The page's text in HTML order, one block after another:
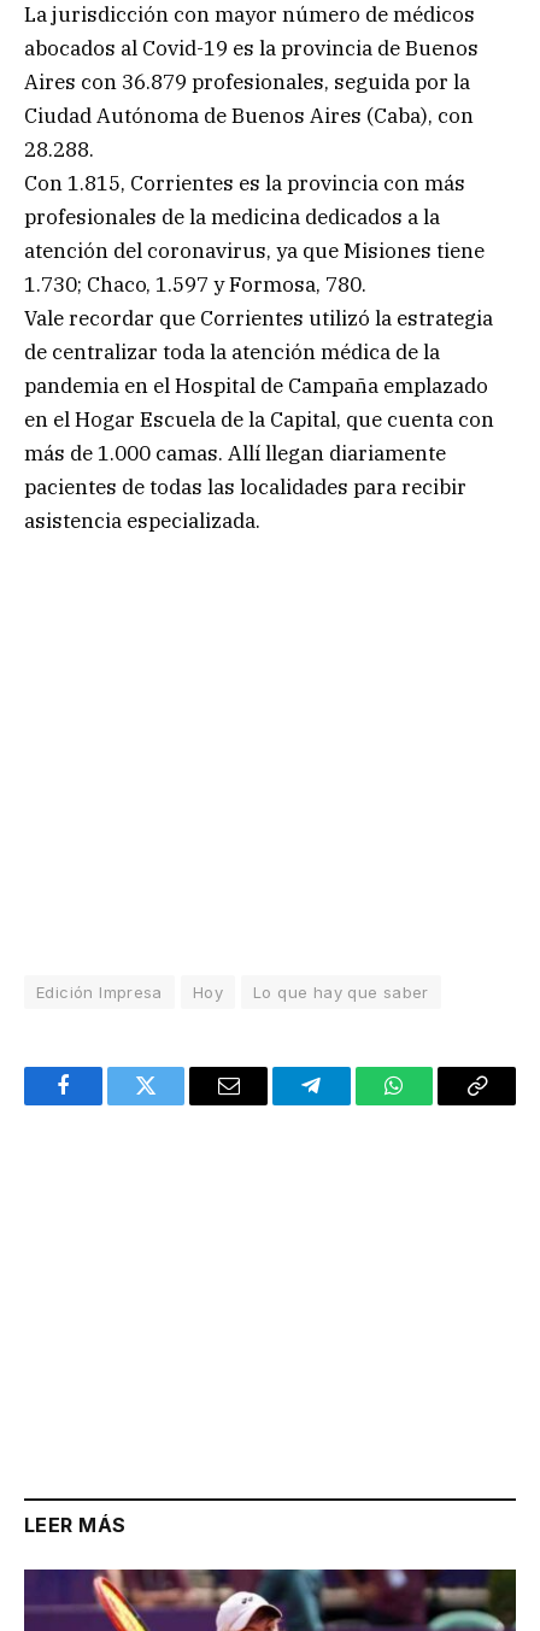
La jurisdicción con mayor número de médicos
abocados al Covid-19 es la provincia de Buenos
Aires con 36.879 profesionales, seguida por la
Ciudad Autónoma de Buenos Aires (Caba), con
28.288.
Con 1.815, Corrientes es la provincia con más
profesionales de la medicina dedicados a la
atención del coronavirus, ya que Misiones tiene
1.730; Chaco, 1.597 y Formosa, 780.
Vale recordar que Corrientes utilizó la estrategia
de centralizar toda la atención médica de la
pandemia en el Hospital de Campaña emplazado
en el Hogar Escuela de la Capital, que cuenta con
más de 1.000 camas. Allí llegan diariamente
pacientes de todas las localidades para recibir
asistencia especializada.
Edición Impresa Hoy Lo que hay que saber
FacebookTwitter Email TelegramWhatsAppCopy
LEER MÁS